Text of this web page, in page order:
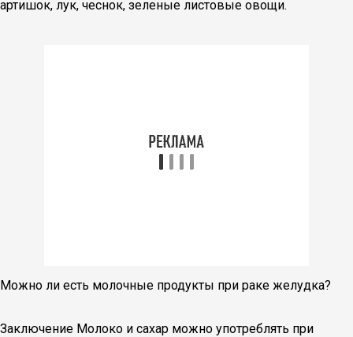
артишок, лук, чеснок, зеленые листовые овощи.
Можно ли есть молочные продукты при раке желудка?
Заключение Молоко и сахар можно употреблять при